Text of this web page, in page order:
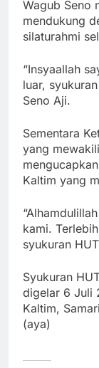
Wagub Seno
mendukung
silaturahmi
“Insyaallah
luar,
Seno Aji.
Sementara
yang
Kaltim yang
kami.
syukuran
Syukuran
digelar 6 Juli
Kaltim,
(aya)